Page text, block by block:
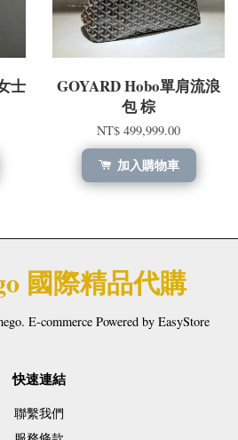
士
GOYARD Hobo單肩流浪
包 棕
NT$ 499,999.00
加入購物車
國際精品代購
E-commerce Powered by EasyStore
快速連結
聯繫我們